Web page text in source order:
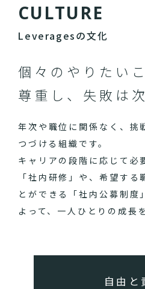
CULTURE
Leveragesの文化
個々のやりたい
尊重し、失敗は
年次や職位に関係なく、挑
つづける組織です。
キャリアの段階に応じて必
「社内研修」や、希望す
とができる「社内公募制度
よって、一人ひとりの成長
自由と